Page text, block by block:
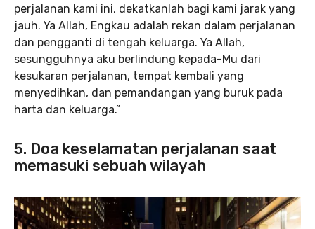
perjalanan kami ini, dekatkanlah bagi kami jarak yang
jauh. Ya Allah, Engkau adalah rekan dalam perjalanan
dan pengganti di tengah keluarga. Ya Allah,
sesungguhnya aku berlindung kepada-Mu dari
kesukaran perjalanan, tempat kembali yang
menyedihkan, dan pemandangan yang buruk pada
harta dan keluarga.”
5. Doa keselamatan perjalanan saat
memasuki sebuah wilayah